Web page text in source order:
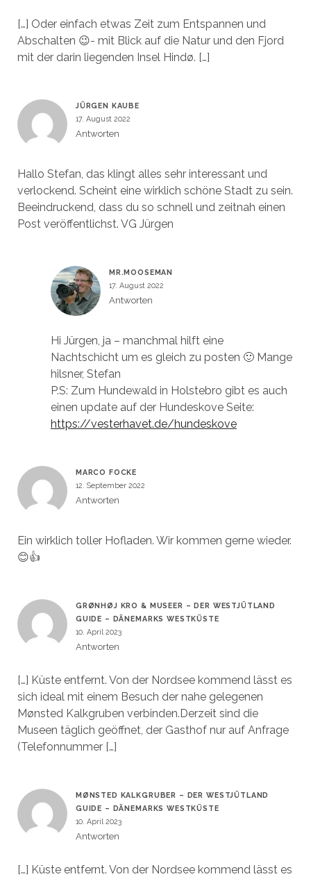
[…] Oder einfach etwas Zeit zum Entspannen und
Abschalten 😉- mit Blick auf die Natur und den Fjord
mit der darin liegenden Insel Hindø. […]
JÜRGEN KAUBE
17. August 2022
Antworten
Hallo Stefan, das klingt alles sehr interessant und
verlockend. Scheint eine wirklich schöne Stadt zu sein.
Beeindruckend, dass du so schnell und zeitnah einen
Post veröffentlichst. VG Jürgen
MR.MOOSEMAN
17. August 2022
Antworten
Hi Jürgen, ja – manchmal hilft eine
Nachtschicht um es gleich zu posten 🙂 Mange
hilsner, Stefan
P.S: Zum Hundewald in Holstebro gibt es auch
einen update auf der Hundeskove Seite:
https://vesterhavet.de/hundeskove
MARCO FOCKE
12. September 2022
Antworten
Ein wirklich toller Hofladen. Wir kommen gerne wieder.
😊👍
GRØNHØJ KRO & MUSEER – DER WESTJÜTLAND
GUIDE – DÄNEMARKS WESTKÜSTE
10. April 2023
Antworten
[…] Küste entfernt. Von der Nordsee kommend lässt es
sich ideal mit einem Besuch der nahe gelegenen
Mønsted Kalkgruben verbinden.Derzeit sind die
Museen täglich geöffnet, der Gasthof nur auf Anfrage
(Telefonnummer […]
MØNSTED KALKGRUBER – DER WESTJÜTLAND
GUIDE – DÄNEMARKS WESTKÜSTE
10. April 2023
Antworten
[…] Küste entfernt. Von der Nordsee kommend lässt es